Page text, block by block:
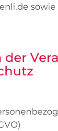
sowie
der